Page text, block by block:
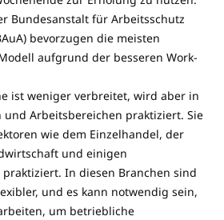
Bundesanstalt für Arbeitsschutz
bevorzugen die meisten
aufgrund der besseren Work-
ist weniger verbreitet, wird aber in
und Arbeitsbereichen praktiziert. Sie
wie dem Einzelhandel, der
und einigen
In diesen Branchen sind
und es kann notwendig sein,
um betriebliche